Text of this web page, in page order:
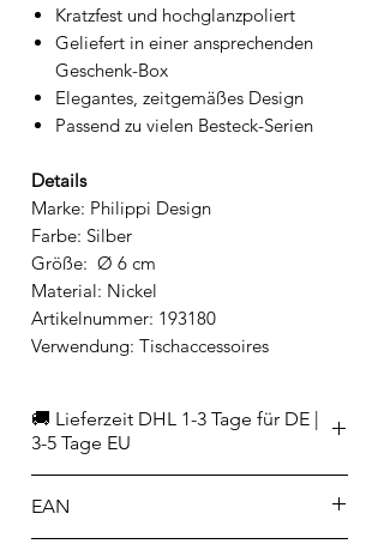
Kratzfest und hochglanzpoliert
Geliefert in einer ansprechenden
Geschenk-Box
Elegantes, zeitgemäßes Design
Passend zu vielen Besteck-Serien
Details
Marke: Philippi Design
Farbe: Silber
Größe: Ø 6 cm
Material: Nickel
Artikelnummer: 193180
Verwendung: Tischaccessoires
🚚 Lieferzeit DHL 1-3 Tage für DE |
3-5 Tage EU
EAN